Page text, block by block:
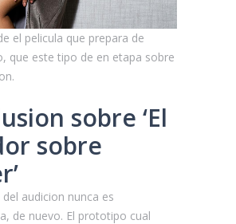
el pelicula que prepara de
que este tipo de en etapa sobre
sobre ‘El
sobre
audicion nunca es
de nuevo. El prototipo cual